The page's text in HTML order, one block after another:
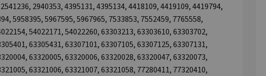
2940353, 4395131, 4395134, 4418109, 4419109, 4419794,
5958395, 5967595, 5967965, 7533853, 7552459, 7765558,
54022171, 54022260, 63303213, 63303610, 63303702,
63305431, 63307101, 63307105, 63307125, 63307131,
63320005, 63320006, 63320028, 63320047, 63320073,
63321006, 63321007, 63321058, 77280411, 77320410,